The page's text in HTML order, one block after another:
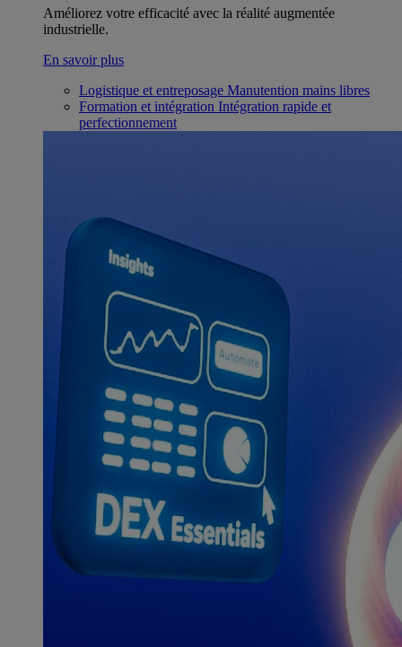
Améliorez votre efficacité avec la réalité augmentée
industrielle.
En savoir plus
Logistique et entreposage Manutention mains libres
Formation et intégration Intégration rapide et
perfectionnement